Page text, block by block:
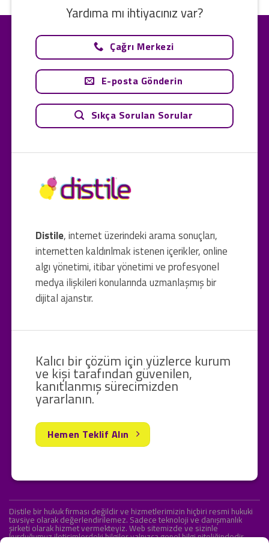
Distile, internet üzerindeki arama sonuçları,
internetten kaldırılmak istenen içerikler, online
algı yönetimi, itibar yönetimi ve profesyonel
medya ilişkileri konularında uzmanlaşmış bir
dijital ajanstır.
Yardıma mı ihtiyacınız var?
Çağrı Merkezi
E-posta Gönderin
Sıkça Sorulan Sorular
Kalıcı bir çözüm için yüzlerce kurum
ve kişi tarafından güvenilen,
kanıtlanmış sürecimizden
yararlanın.
Hemen Teklif Alın
Distile bir hukuk firması değildir ve hizmetlerimizin hiçbiri resmi hukuki
tavsiye olarak değerlendirilemez. Sadece teknoloji ve danışmanlık
şirketi olarak hizmet vermekteyiz. Web sitemizde ve sizinle
kurduğumuz iletişimlerdeki bilgiler yalnızca genel bilgi niteliğindedir.